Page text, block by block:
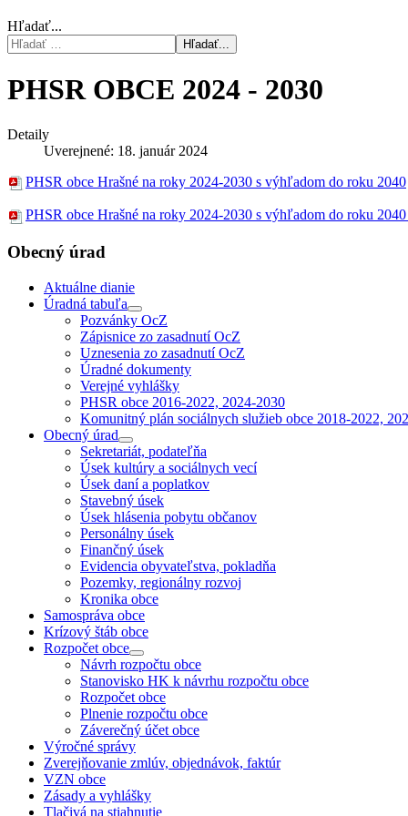
Hľadať...
Hľadať...
PHSR OBCE 2024 - 2030
Detaily
Uverejnené: 18. január 2024
PHSR obce Hrašné na roky 2024-2030 s výhľadom do roku 2040
PHSR obce Hrašné na roky 2024-2030 s výhľadom do roku
Obecný úrad
Aktuálne dianie
Úradná tabuľa
Pozvánky OcZ
Zápisnice zo zasadnutí OcZ
Uznesenia zo zasadnutí OcZ
Úradné dokumenty
Verejné vyhlášky
PHSR obce 2016-2022, 2024-2030
Komunitný plán sociálnych služieb obce 2018-2022,
Obecný úrad
Sekretariát, podateľňa
Úsek kultúry a sociálnych vecí
Úsek daní a poplatkov
Stavebný úsek
Úsek hlásenia pobytu občanov
Personálny úsek
Finančný úsek
Evidencia obyvateľstva, pokladňa
Pozemky, regionálny rozvoj
Kronika obce
Samospráva obce
Krízový štáb obce
Rozpočet obce
Návrh rozpočtu obce
Stanovisko HK k návrhu rozpočtu obce
Rozpočet obce
Plnenie rozpočtu obce
Záverečný účet obce
Výročné správy
Zverejňovanie zmlúv, objednávok, faktúr
VZN obce
Zásady a vyhlášky
Tlačivá na stiahnutie